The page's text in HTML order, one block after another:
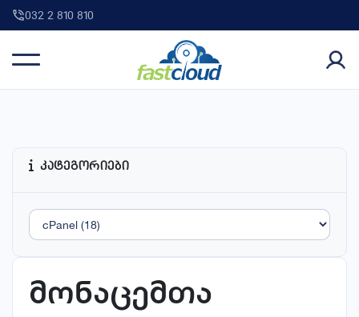
032 2 810 810
კატეგორიები
მონაცემთა